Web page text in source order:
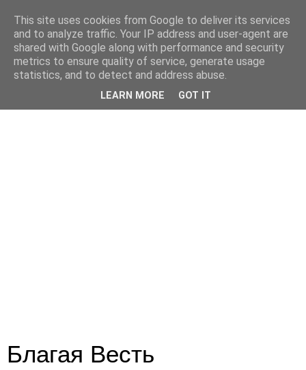
Благая Весть
This site uses cookies from Google to deliver its services
and to analyze traffic. Your IP address and user-agent are
shared with Google along with performance and security
metrics to ensure quality of service, generate usage
statistics, and to detect and address abuse.
LEARN MORE GOT IT